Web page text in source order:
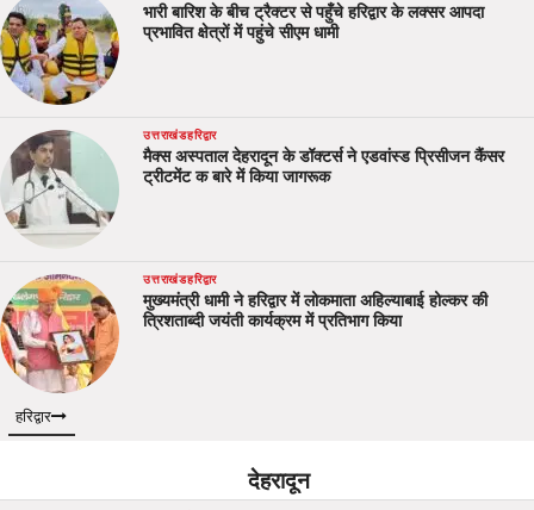
भारी बारिश के बीच ट्रैक्टर से पहुँचे हरिद्वार के लक्सर आपदा
प्रभावित क्षेत्रों में पहुंचे सीएम धामी
उत्तराखंडहरिद्वार
मैक्स अस्पताल देहरादून के डॉक्टर्स ने एडवांस्ड प्रिसीजन कैंसर
ट्रीटमेंट क बारे में किया जागरूक
उत्तराखंडहरिद्वार
मुख्यमंत्री धामी ने हरिद्वार में लोकमाता अहिल्याबाई होल्कर की
त्रिशताब्दी जयंती कार्यक्रम में प्रतिभाग किया
हरिद्वार
देहरादून